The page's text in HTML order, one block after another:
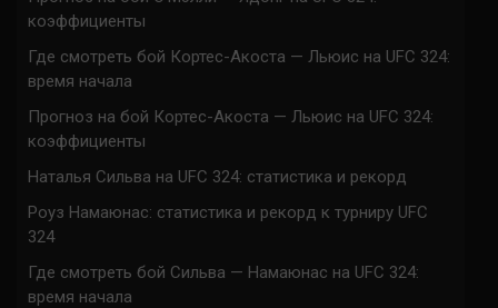
коэффициенты
Где смотреть бой Кортес-Акоста — Льюис на UFC 324:
время начала
Прогноз на бой Кортес-Акоста — Льюис на UFC 324:
коэффициенты
Наталья Сильва на UFC 324: статистика и рекорд
Роуз Намаюнас: статистика и рекорд к турниру UFC
324
Где смотреть бой Сильва — Намаюнас на UFC 324:
время начала